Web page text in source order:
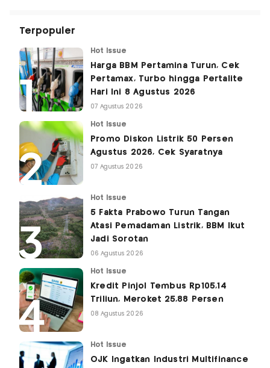
Terpopuler
Hot Issue
Harga BBM Pertamina Turun, Cek
Pertamax, Turbo hingga Pertalite
Hari Ini 8 Agustus 2026
07 Agustus 2026
Hot Issue
Promo Diskon Listrik 50 Persen
Agustus 2026, Cek Syaratnya
07 Agustus 2026
Hot Issue
5 Fakta Prabowo Turun Tangan
Atasi Pemadaman Listrik, BBM Ikut
Jadi Sorotan
06 Agustus 2026
Hot Issue
Kredit Pinjol Tembus Rp105,14
Triliun, Meroket 25,88 Persen
08 Agustus 2026
Hot Issue
OJK Ingatkan Industri Multifinance